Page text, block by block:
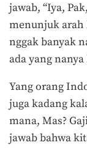
jawab, “Iya,
menunjuk arah
nggak banyak
ada yang
Yang orang
juga kadang
mana, Mas?
jawab bahwa